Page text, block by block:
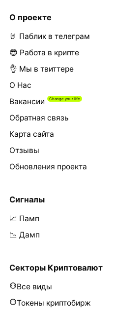
О проекте
🤘 Паблик в телеграм
😎 Работа в крипте
👌 Мы в твиттере
О Нас
Вакансии
Обратная связь
Карта сайта
Отзывы
Обновления проекта
Сигналы
📈 Памп
📉 Дамп
Секторы Криптовалют
Все виды
Токены криптобирж